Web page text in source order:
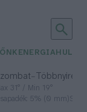
ENERGIA
– Többnyire
31° / Min 19°
5% (0 mm)